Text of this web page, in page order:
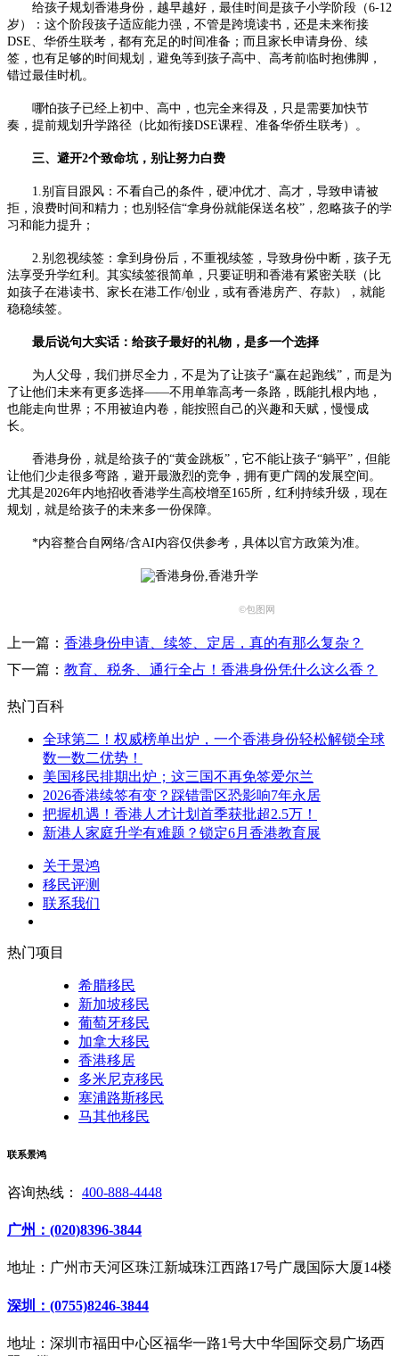
给孩子规划香港身份，越早越好，最佳时间是孩子小学阶段（6-12
岁）：这个阶段孩子适应能力强，不管是跨境读书，还是未来衔接
DSE、华侨生联考，都有充足的时间准备；而且家长申请身份、续
签，也有足够的时间规划，避免等到孩子高中、高考前临时抱佛脚，
错过最佳时机。
哪怕孩子已经上初中、高中，也完全来得及，只是需要加快节
奏，提前规划升学路径（比如衔接DSE课程、准备华侨生联考）。
三、避开2个致命坑，别让努力白费
1.别盲目跟风：不看自己的条件，硬冲优才、高才，导致申请被
拒，浪费时间和精力；也别轻信“拿身份就能保送名校”，忽略孩子的学
习和能力提升；
2.别忽视续签：拿到身份后，不重视续签，导致身份中断，孩子无
法享受升学红利。其实续签很简单，只要证明和香港有紧密关联（比
如孩子在港读书、家长在港工作/创业，或有香港房产、存款），就能
稳稳续签。
最后说句大实话：给孩子最好的礼物，是多一个选择
为人父母，我们拼尽全力，不是为了让孩子“赢在起跑线”，而是为
了让他们未来有更多选择——不用单靠高考一条路，既能扎根内地，
也能走向世界；不用被迫内卷，能按照自己的兴趣和天赋，慢慢成
长。
香港身份，就是给孩子的“黄金跳板”，它不能让孩子“躺平”，但能
让他们少走很多弯路，避开最激烈的竞争，拥有更广阔的发展空间。
尤其是2026年内地招收香港学生高校增至165所，红利持续升级，现在
规划，就是给孩子的未来多一份保障。
*内容整合自网络/含AI内容仅供参考，具体以官方政策为准。
©包图网
上一篇： 香港身份申请、续签、定居，真的有那么复杂？
下一篇： 教育、税务、通行全占！香港身份凭什么这么香？
热门百科
全球第二！权威榜单出炉，一个香港身份轻松解锁全球
数一数二优势！
美国移民排期出炉；这三国不再免签爱尔兰
2026香港续签有变？踩错雷区恐影响7年永居
把握机遇！香港人才计划首季获批超2.5万！
新港人家庭升学有难题？锁定6月香港教育展
关于景鸿
移民评测
联系我们
热门项目
希腊移民
新加坡移民
葡萄牙移民
加拿大移民
香港移居
多米尼克移民
塞浦路斯移民
马其他移民
联系景鸿
咨询热线： 400-888-4448
广州：(020)8396-3844
地址：广州市天河区珠江新城珠江西路17号广晟国际大厦14楼
深圳：(0755)8246-3844
地址：深圳市福田中心区福华一路1号大中华国际交易广场西